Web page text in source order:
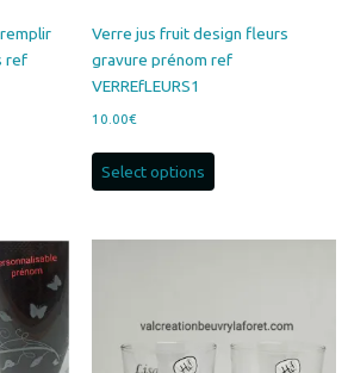
produit
ref
Verre jus fruit design fleurs
gravure prénom ref
VERREfLEURS1
10.00€
Select options